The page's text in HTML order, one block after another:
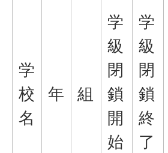
学
校
名
年 組
学
級
閉
鎖
開
始
学
級
閉
鎖
終
了